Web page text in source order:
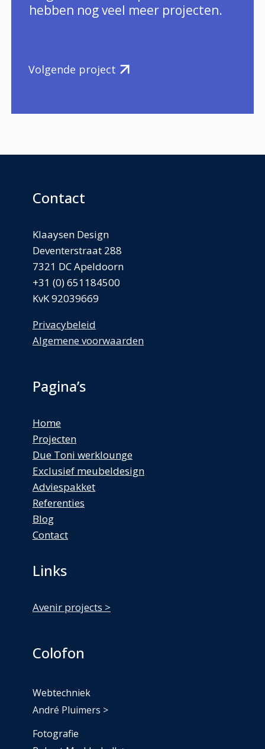
hebben nog veel meer projecten.
Volgende project
Contact
Klaaysen Design
Deventerstraat 288
7321 DC Apeldoorn
+31 (0) 651184500
KvK 92039669
Privacybeleid
Algemene voorwaarden
Pagina’s
Home
Projecten
Due Toni werklounge
Exclusief meubeldesign
Adviespakket
Referenties
Blog
Contact
Links
Avenir projects >
Colofon
Webtechniek
André Pluimers >
Fotografie